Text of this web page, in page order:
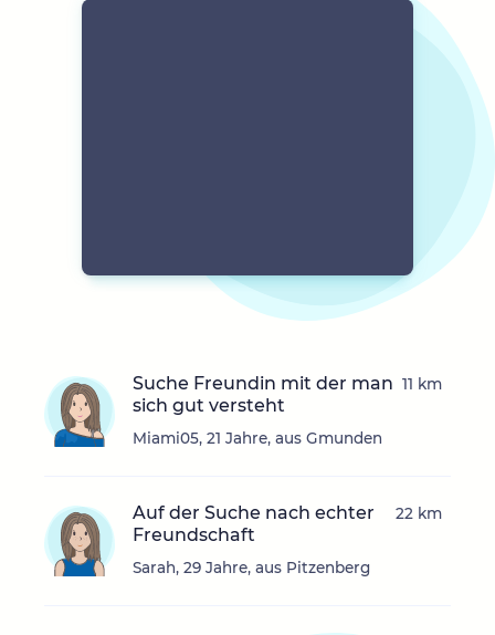
Suche Freundin mit der man
sich gut versteht
Miami05, 21 Jahre, aus Gmunden
11 km
Auf der Suche nach echter
Freundschaft
Sarah, 29 Jahre, aus Pitzenberg
22 km